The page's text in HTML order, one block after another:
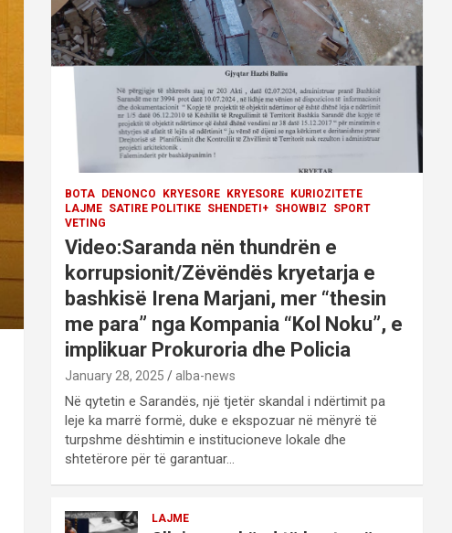
BOTA DENONCO KRYESORE KRYESORE
KURIOZITETE
LAJME SATIRE POLITIKE SHENDETI+ SHOWBIZ
SPORT
VETING
Video:Saranda nën thundrën e
korrupsionit/Zëvëndës kryetarja e
bashkisë Irena Marjani, mer “thesin
me para” nga Kompania “Kol Noku”, e
implikuar Prokuroria dhe Policia
January 28, 2025 alba-news
Në qytetin e Sarandës, një tjetër skandal i ndërtimit pa
leje ka marrë formë, duke e ekspozuar në mënyrë të
turpshme dështimin e institucioneve lokale dhe
shtetërore për të garantuar…
LAJME